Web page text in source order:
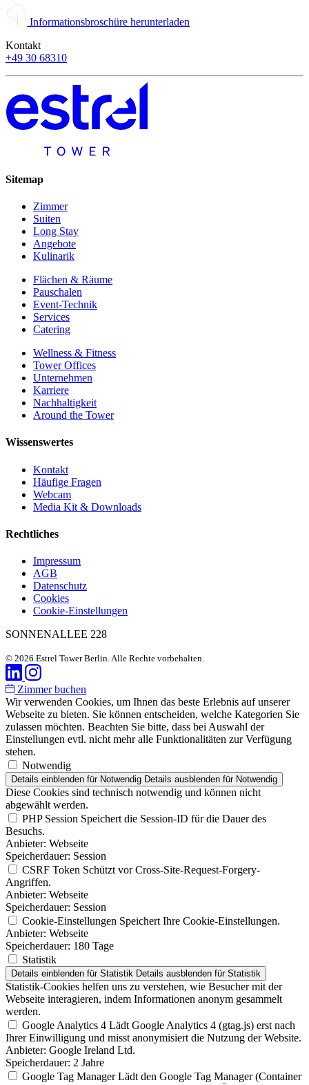
Informationsbroschüre herunterladen
Kontakt
+49 30 68310
Sitemap
Zimmer
Suiten
Long Stay
Angebote
Kulinarik
Flächen & Räume
Pauschalen
Event-Technik
Services
Catering
Wellness & Fitness
Tower Offices
Unternehmen
Karriere
Nachhaltigkeit
Around the Tower
Wissenswertes
Kontakt
Häufige Fragen
Webcam
Media Kit & Downloads
Rechtliches
Impressum
AGB
Datenschutz
Cookies
Cookie-Einstellungen
SONNENALLEE 228
© 2026 Estrel Tower Berlin. Alle Rechte vorbehalten.
Zimmer buchen
Wir verwenden Cookies, um Ihnen das beste Erlebnis auf unserer
Webseite zu bieten. Sie können entscheiden, welche Kategorien Sie
zulassen möchten. Beachten Sie bitte, dass bei Auswahl der
Einstellungen evtl. nicht mehr alle Funktionalitäten zur Verfügung
stehen.
Notwendig
Details einblenden für Notwendig Details ausblenden für Notwendig
Diese Cookies sind technisch notwendig und können nicht
abgewählt werden.
PHP Session Speichert die Session-ID für die Dauer des
Besuchs.
Anbieter: Webseite
Speicherdauer: Session
CSRF Token Schützt vor Cross-Site-Request-Forgery-
Angriffen.
Anbieter: Webseite
Speicherdauer: Session
Cookie-Einstellungen Speichert Ihre Cookie-Einstellungen.
Anbieter: Webseite
Speicherdauer: 180 Tage
Statistik
Details einblenden für Statistik Details ausblenden für Statistik
Statistik-Cookies helfen uns zu verstehen, wie Besucher mit der
Webseite interagieren, indem Informationen anonym gesammelt
werden.
Google Analytics 4 Lädt Google Analytics 4 (gtag.js) erst nach
Ihrer Einwilligung und misst anonymisiert die Nutzung der Website.
Anbieter: Google Ireland Ltd.
Speicherdauer: 2 Jahre
Google Tag ManagerLädt den Google Tag Manager (Container